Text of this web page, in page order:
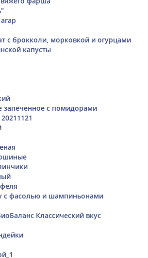
с брокколи, морковкой и огурцами
капусты
запеченное с помидорами
с фасолью и шампиньонами
Классический вкус